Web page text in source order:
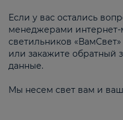
Если у вас остались
менеджерами интернет-
светильников
или закажите обратный
данные.
Мы несем свет вам и